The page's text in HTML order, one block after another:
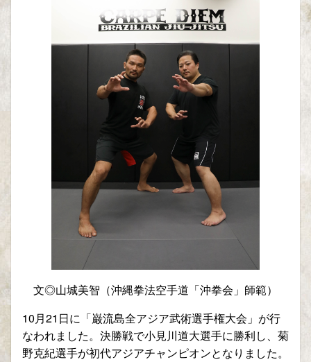
文◎山城美智（沖縄拳法空手道「沖拳会」師範）
10月21日に「巌流島全アジア武術選手権大会」が行
なわれました。決勝戦で小見川道大選手に勝利し、菊
野克紀選手が初代アジアチャンピオンとなりました。